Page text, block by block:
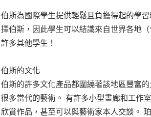
伯斯為國際學生提供輕鬆且負擔得起的學
擇伯斯，因此學生可以結識來自世界各地
許多其他學生！
伯斯的文化
伯斯的許多文化產品都圍繞著該地區豐富
很多當代的藝術。 有許多小型畫廊和工作
欣賞作品，甚至可以與藝術家本人交談。